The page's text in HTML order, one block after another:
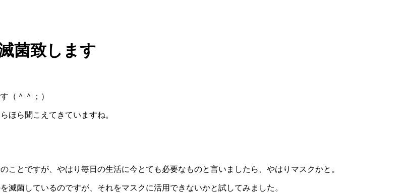
菌致します
（＾＾；）
ほら聞こえてきていますね。
とですが、やはり毎日の生活に今とても必要なものと言いましたら、やはりマスクかと。
菌しているのですが、それをマスクに活用できないかと試してみました。